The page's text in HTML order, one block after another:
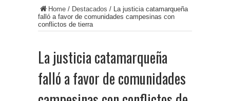
Home / Destacados / La justicia catamarqueña
falló a favor de comunidades campesinas con
conflictos de tierra
La justicia catamarqueña
falló a favor de comunidades